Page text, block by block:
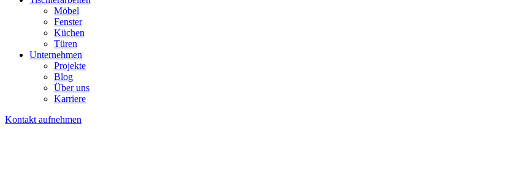
Möbel
Fenster
Küchen
Türen
Unternehmen
Projekte
Blog
Über uns
Karriere
Kontakt aufnehmen